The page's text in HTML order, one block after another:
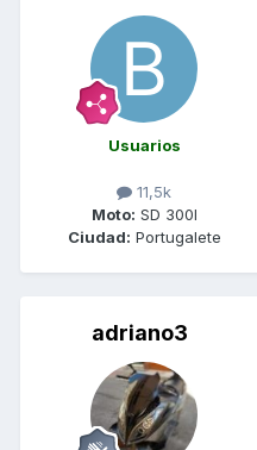
Usuarios
11,5k
Moto: SD 300I
Ciudad: Portugalete
adriano3